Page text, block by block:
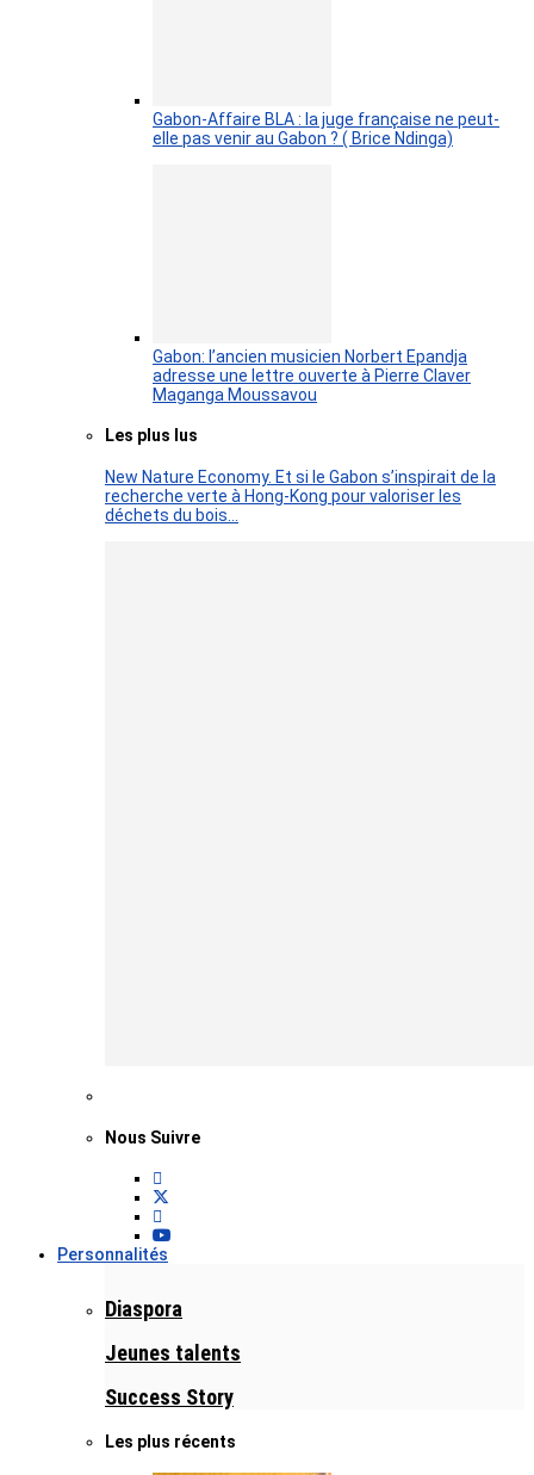
Gabon-Affaire BLA : la juge française ne peut-
elle pas venir au Gabon ? ( Brice Ndinga)
Gabon: l’ancien musicien Norbert Epandja
adresse une lettre ouverte à Pierre Claver
Maganga Moussavou
Les plus lus
New Nature Economy. Et si le Gabon s’inspirait de la
recherche verte à Hong-Kong pour valoriser les
déchets du bois…
Nous Suivre
Personnalités
Diaspora
Jeunes talents
Success Story
Les plus récents